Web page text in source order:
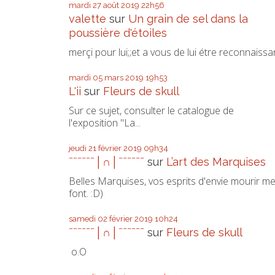
mardi 27 août 2019 22h56
valette sur Un grain de sel dans la
poussière d'étoiles
merçi pour lui;;et a vous de lui étre
mardi 05 mars 2019 19h53
L'ii sur Fleurs de skull
Sur ce sujet, consulter le catalogue de
l'exposition "La...
jeudi 21 février 2019 09h34
ˉˉˉˉˉˉ│∩│ˉˉˉˉˉˉ sur L’art des Marquises
Belles Marquises, vos esprits d'envie mourir me
font. :D)
samedi 02 février 2019 10h24
ˉˉˉˉˉˉ│∩│ˉˉˉˉˉˉ sur Fleurs de skull
o.O